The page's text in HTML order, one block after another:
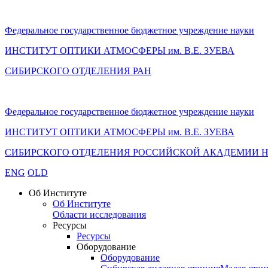
Федеральное государственное бюджетное учреждение науки
ИНСТИТУТ ОПТИКИ АТМОСФЕРЫ им. В.Е. ЗУЕВА
СИБИРСКОГО ОТДЕЛЕНИЯ РАН
Федеральное государственное бюджетное учреждение науки
ИНСТИТУТ ОПТИКИ АТМОСФЕРЫ им. В.Е. ЗУЕВА
СИБИРСКОГО ОТДЕЛЕНИЯ РОССИЙСКОЙ АКАДЕМИИ
ENG OLD
Об Институте
Об Институте
Области исследования
Ресурсы
Ресурсы
Оборудование
Оборудование